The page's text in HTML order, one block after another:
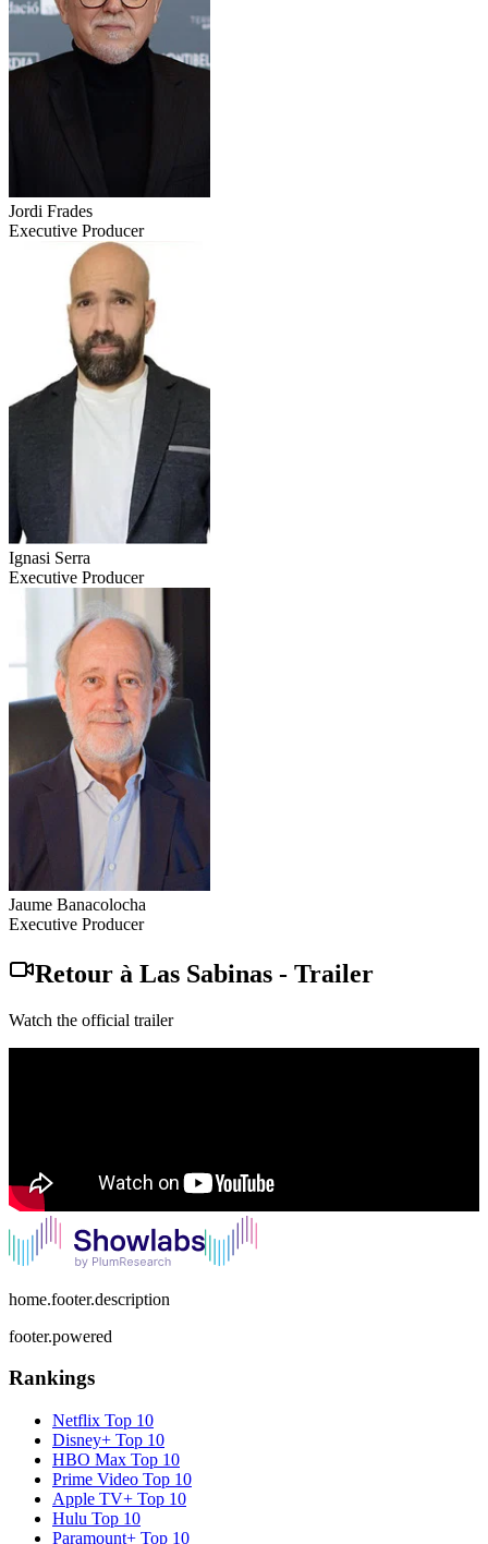
Jordi Frades
Executive Producer
Ignasi Serra
Executive Producer
Jaume Banacolocha
Executive Producer
Retour à Las Sabinas - Trailer
Watch the official trailer
home.footer.description
footer.powered
Rankings
Netflix Top 10
Disney+ Top 10
HBO Max Top 10
Prime Video Top 10
Apple TV+ Top 10
Hulu Top 10
Paramount+ Top 10